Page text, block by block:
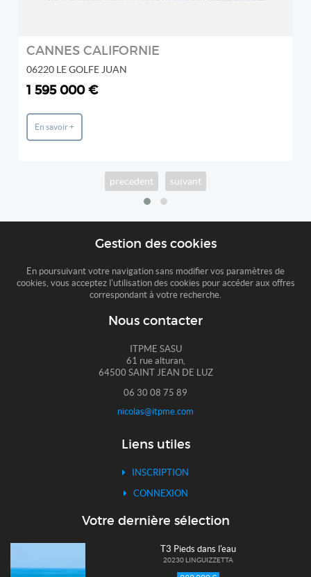
CANNES CALIFORNIE
06220 LE GOLFE JUAN
1 595 000 €
En savoir +
precedent suivant
Gestion des cookies
En poursuivant votre navigation sans modifier vos paramètres de
cookies, vous acceptez l'utilisation des cookies pour accéder aux offres
correspondant à votre recherche.
Nous contacter
ITPME SASU
61 rue alturan,
64500 SAINT JEAN DE LUZ
06 30 08 75 89
nicolas@itpme.com
Liens utiles
INSCRIPTION
CONNEXION
Votre dernière sélection
T3 Pieds dans l'eau
20230 LINGUIZZETTA